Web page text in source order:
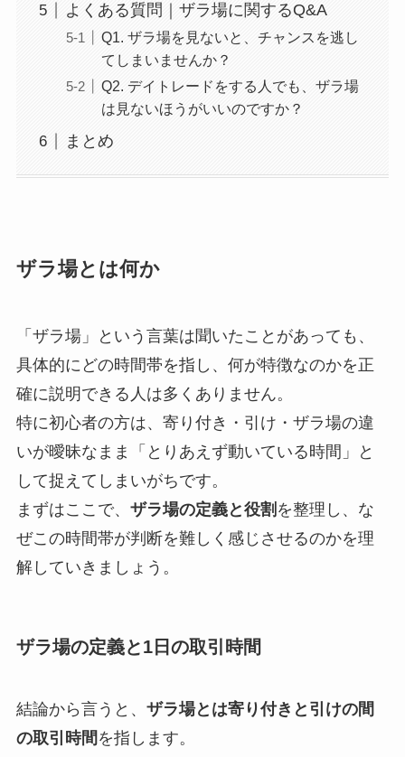
よくある質問｜ザラ場に関するQ&A
Q1. ザラ場を見ないと、チャンスを逃し
てしまいませんか？
Q2. デイトレードをする人でも、ザラ場
は見ないほうがいいのですか？
まとめ
ザラ場とは何か
「ザラ場」という言葉は聞いたことがあっても、
具体的にどの時間帯を指し、何が特徴なのかを正
確に説明できる人は多くありません。
特に初心者の方は、寄り付き・引け・ザラ場の違
いが曖昧なまま
「とりあえず動いている時間」と
して捉えてしまいがちです。
まずはここで、 ザラ場の定義と役割 を整理し、 な
ぜこの時間帯が判断を難しく感じさせるのかを理
解していきましょう。
ザラ場の定義と1日の取引時間
結論から言うと、 ザラ場とは寄り付きと引けの間
の取引時間 を指します。